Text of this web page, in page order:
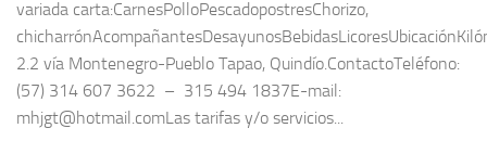
variada carta:CarnesPolloPescadopostresChorizo,
2.2 vía Montenegro-Pueblo Tapao, Quindío.ContactoTeléfono:
(57) 314 607 3622 – 315 494 1837E-mail:
mhjgt@hotmail.comLas tarifas y/o servicios...